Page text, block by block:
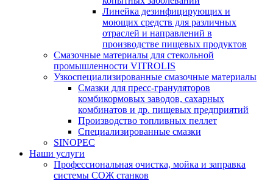
Линейка дезинфицирующих и
моющих средств для различных
отраслей и направлений в
производстве пищевых продуктов
Смазочные материалы для стекольной
промышленности VITROLIS
Узкоспециализированные смазочные материалы
Смазки для пресс-грануляторов
комбикормовых заводов, сахарных
комбинатов и др. пищевых предприятий
Производство топливных пеллет
Специализированные смазки
SINOPEC
Наши услуги
Профессиональная очистка, мойка и заправка
системы СОЖ станков